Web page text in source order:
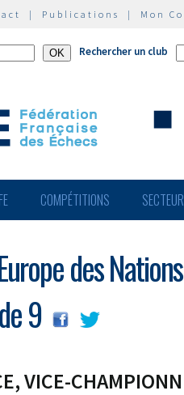
| Publications | Mon
Rechercher un club
COMPÉTITIONS
des
9
VICE-